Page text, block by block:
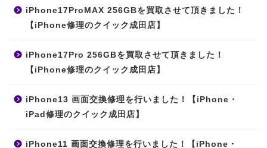
iPhone17ProMAX 256GBを買取させて頂きました！
【iPhone修理のクイック成田店】
iPhone17Pro 256GBを買取させて頂きました！
【iPhone修理のクイック成田店】
iPhone13 画面交換修理を行いました！【iPhone・
iPad修理のクイック成田店】
iPhone11 画面交換修理を行いました！【iPhone・